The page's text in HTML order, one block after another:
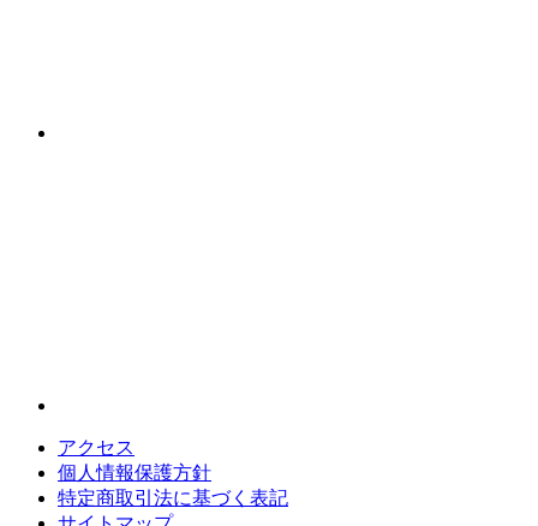
アクセス
個人情報保護方針
特定商取引法に基づく表記